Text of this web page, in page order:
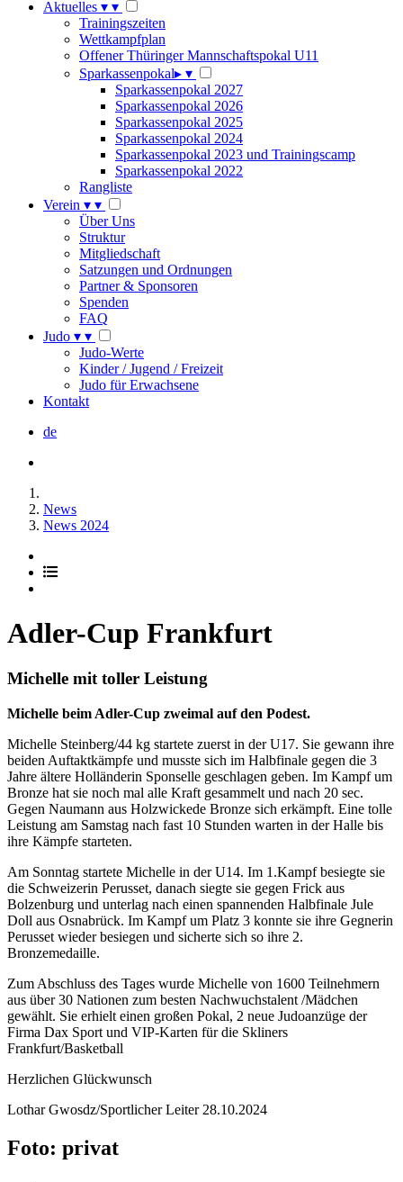
Aktuelles ▾ ▾
Trainingszeiten
Wettkampfplan
Offener Thüringer Mannschaftspokal U11
Sparkassenpokal▸ ▾
Sparkassenpokal 2027
Sparkassenpokal 2026
Sparkassenpokal 2025
Sparkassenpokal 2024
Sparkassenpokal 2023 und Trainingscamp
Sparkassenpokal 2022
Rangliste
Verein ▾ ▾
Über Uns
Struktur
Mitgliedschaft
Satzungen und Ordnungen
Partner & Sponsoren
Spenden
FAQ
Judo ▾ ▾
Judo-Werte
Kinder / Jugend / Freizeit
Judo für Erwachsene
Kontakt
de
News
News 2024
Adler-Cup Frankfurt
Michelle mit toller Leistung
Michelle beim Adler-Cup zweimal auf den Podest.
Michelle Steinberg/44 kg startete zuerst in der U17. Sie gewann ihre
beiden Auftaktkämpfe und musste sich im Halbfinale gegen die 3
Jahre ältere Holländerin Sponselle geschlagen geben. Im Kampf um
Bronze hat sie noch mal alle Kraft gesammelt und nach 20 sec.
Gegen Naumann aus Holzwickede Bronze sich erkämpft. Eine tolle
Leistung am Samstag nach fast 10 Stunden warten in der Halle bis
ihre Kämpfe starteten.
Am Sonntag startete Michelle in der U14. Im 1.Kampf besiegte sie
die Schweizerin Perusset, danach siegte sie gegen Frick aus
Bolzenburg und unterlag nach einen spannenden Halbfinale Jule
Doll aus Osnabrück. Im Kampf um Platz 3 konnte sie ihre Gegnerin
Perusset wieder besiegen und sicherte sich so ihre 2.
Bronzemedaille.
Zum Abschluss des Tages wurde Michelle von 1600 Teilnehmern
aus über 30 Nationen zum besten Nachwuchstalent /Mädchen
gewählt. Sie erhielt einen großen Pokal, 2 neue Judoanzüge der
Firma Dax Sport und VIP-Karten für die Skliners
Frankfurt/Basketball
Herzlichen Glückwunsch
Lothar Gwosdz/Sportlicher Leiter 28.10.2024
Foto: privat